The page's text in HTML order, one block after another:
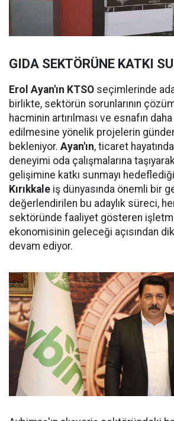
GIDA SEKTÖRÜNE KATKI
Erol Ayan'ın KTSO seçimlerinde
birlikte, sektörün sorunlarının
hacminin artırılması ve esnafın
edilmesine yönelik projelerin
bekleniyor. Ayan'ın, ticaret
deneyimi oda çalışmalarına
gelişimine katkı sunmayı
Kırıkkale iş dünyasında önemli bir
değerlendirilen bu adaylık süreci,
sektöründe faaliyet gösteren
ekonomisinin geleceği açısından
devam ediyor.